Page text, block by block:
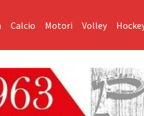
Calcio Motori Volley